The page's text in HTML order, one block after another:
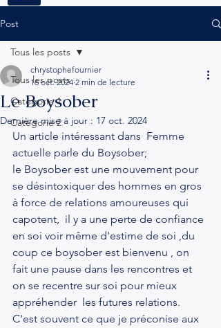
Post
Tous les posts
Catégorie 1
Catégorie 2
Tous les posts
Le Boysober
chrystophefournier
16 oct. 2024 2 min de lecture
Dernière mise à jour : 17 oct. 2024
Un article intéressant dans  Femme
actuelle parle du Boysober;
le Boysober est une mouvement pour
se désintoxiquer des hommes en gros
à force de relations amoureuses qui
capotent,  il y a une perte de confiance
en soi voir même d'estime de soi ,du
coup ce boysober est bienvenu , on
fait une pause dans les rencontres et
on se recentre sur soi pour mieux
appréhender  les futures relations.
C'est souvent ce que je préconise aux